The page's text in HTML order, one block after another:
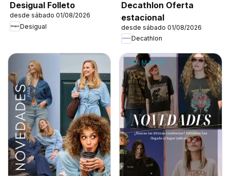
Desigual Folleto
desde sábado 01/08/2026
Desigual
Decathlon Oferta
estacional
desde sábado 01/08/2026
Decathlon